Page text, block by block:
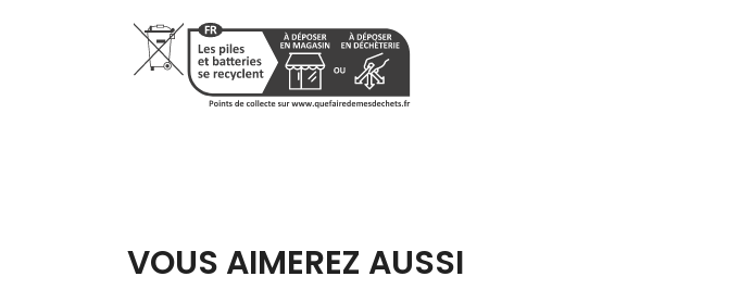
VOUS AIMEREZ AUSSI